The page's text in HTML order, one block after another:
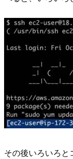
その後いろいろと